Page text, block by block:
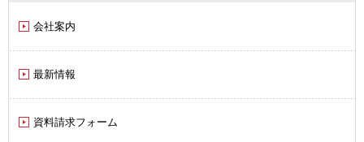
会社案内
最新情報
資料請求フォーム